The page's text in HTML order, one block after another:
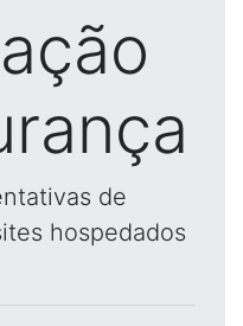
de
hospedados